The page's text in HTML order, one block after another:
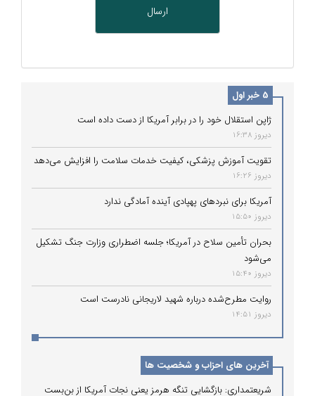
5 خبر اول
ژاپن استقلال خود را در برابر آمریکا از دست داده است
دیروز 16:38
تقویت آموزش پزشکی، کیفیت خدمات سلامت را افزایش می‌دهد
دیروز 16:26
آمریکا برای نبردهای پهپادی آینده آمادگی ندارد
دیروز 15:50
بحران تأمین سلاح در آمریکا؛ جلسه اضطراری وزارت جنگ تشکیل
می‌شود
دیروز 15:40
روایت مطرح‌شده درباره شهید لاریجانی نادرست است
دیروز 14:51
آخرین های احزاب و شخصیت ها
شریعتمداری: بازگشایی تنگه هرمز یعنی نجات آمریکا از بن‌بست